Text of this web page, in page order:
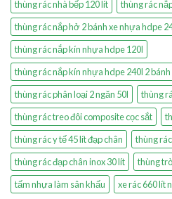
thùng rác nhà bếp 120 lít
thùng rác
thùng rác nắp hở 2 bánh xe nhựa hdpe
thùng rác nắp kín nhựa hdpe 120l
thùng rác nắp kín nhựa hdpe 240l 2 bánh
thùng rác phân loại 2 ngăn 50l
thùng
thùng rác treo đôi composite cọc sắt
thùng rác y tế 45 lít đạp chân
thùng
thùng rác đạp chân inox 30 lít
thùng
tấm nhựa làm sân khấu
xe rác 660 lít